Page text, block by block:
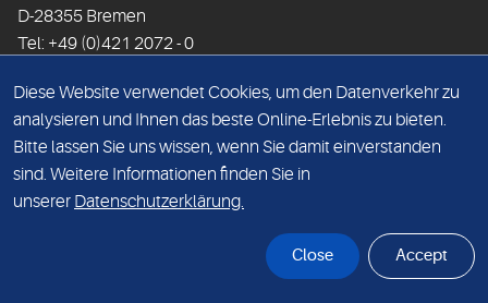
D-28355 Bremen
Tel: +49 (0)421 2072 - 0
Email:info@mlhb.de
DATENSCHUTZ
IMPRESSUM
Diese Website verwendet Cookies, um den Datenverkehr zu
analysieren und Ihnen das beste Online-Erlebnis zu bieten.
Bitte lassen Sie uns wissen, wenn Sie damit einverstanden
sind. Weitere Informationen finden Sie in
unserer Datenschutzerklärung.
Close Accept